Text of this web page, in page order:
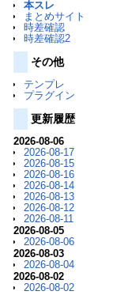
本スレ
まとめサイト
時差確認
時差確認2
その他
テンプレ
プラグイン
更新履歴
2026-08-06
2026-08-17
2026-08-15
2026-08-16
2026-08-14
2026-08-13
2026-08-12
2026-08-11
2026-08-05
2026-08-06
2026-08-03
2026-08-04
2026-08-02
2026-08-02